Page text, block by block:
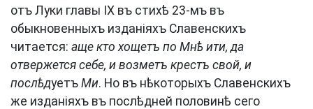
отъ Луки главы IX въ стихѣ 23-мъ въ
обыкновенныхъ изданіяхъ Славенскихъ
читается: аще кто хощетъ по Мнѣ ити, да
отвержется себе, и возметъ крестъ свой, и
послѣдуетъ Ми. Но въ нѣкоторыхъ Славенскихъ
же изданіяхъ въ послѣдней половинѣ сего